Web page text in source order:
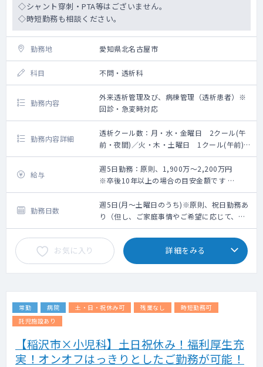
◇シャント穿刺・PTA等はございません。
◇時短勤務も相談ください。
勤務地 愛知県北名古屋市
科目 不問・透析科
勤務内容
外来透析管理及び、病棟管理（透析患者）※
回診・急変時対応
勤務内容詳細
透析クール数：月・水・金曜日 2クール(午
前・夜間)／火・木・土曜日 1クール(午前)
■業務内容：外来透析管理及び、病棟管理(透
析患者)（回診・急変時対応）
・月水金：月水金は午前と夜間の2クール
・火木土：午前の1クールのみ
・入院透析管理：最大100人（100床）
・夜間透析の実施：有(月水金) ※最終透析開
始時刻：18:30/最終透析終了時刻：22:30
※腹膜透析の実施：有
給与
週5日勤務：原則、1,900万～2,200万円
※卒後10年以上の場合の目安金額です
※個々の詳細金額は、面談を経たうえでの人
物評価、スキル、勤務条件による
勤務日数
週5日(月～土曜日のうち)※原則、祝日勤務あ
り（但し、ご家庭事情やご希望に応じて、祝
日休みも応相談）
お気に入り 詳細をみる
常勤 病院 土・日・祝休み可 残業なし
時短勤務可
託児施設あり
【稲沢市×小児科】土日祝休み！福利厚生充
実！オンオフはっきりとしたご勤務が可能！